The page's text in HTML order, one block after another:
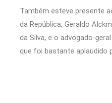
Também esteve presente
da República, Geraldo
da Silva, e o advogado-
que foi bastante aplaudido